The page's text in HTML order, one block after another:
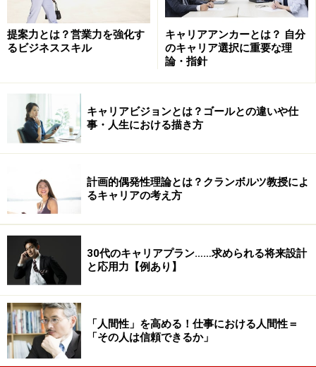
提案力とは？営業力を強化す
るビジネススキル
キャリアアンカーとは？ 自分
のキャリア選択に重要な理
論・指針
キャリアビジョンとは？ゴールとの違いや仕
事・人生における描き方
計画的偶発性理論とは？クランボルツ教授によ
るキャリアの考え方
30代のキャリアプラン……求められる将来設計
と応用力【例あり】
「人間性」を高める！仕事における人間性＝
「その人は信頼できるか」